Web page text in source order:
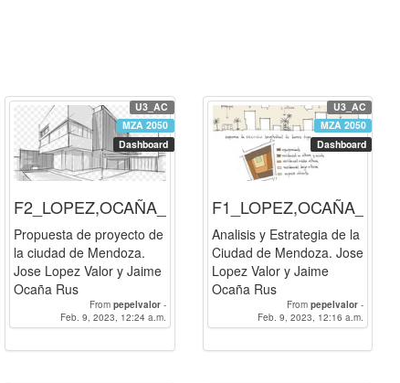
U3_AC
MZA 2050
Dashboard
F2_LOPEZ,OCAÑA_FBR
Propuesta de proyecto de
la ciudad de Mendoza.
Jose Lopez Valor y Jaime
Ocaña Rus
From pepelvalor-
OcanaRusJaime
Feb. 9, 2023, 12:24 a.m.
U3_AC
MZA 2050
Dashboard
F1_LOPEZ,OCAÑA_FBR
Analisis y Estrategia de la
Ciudad de Mendoza. Jose
Lopez Valor y Jaime
Ocaña Rus
From pepelvalor -
OcanaRusJaime
Feb. 9, 2023, 12:16 a.m.